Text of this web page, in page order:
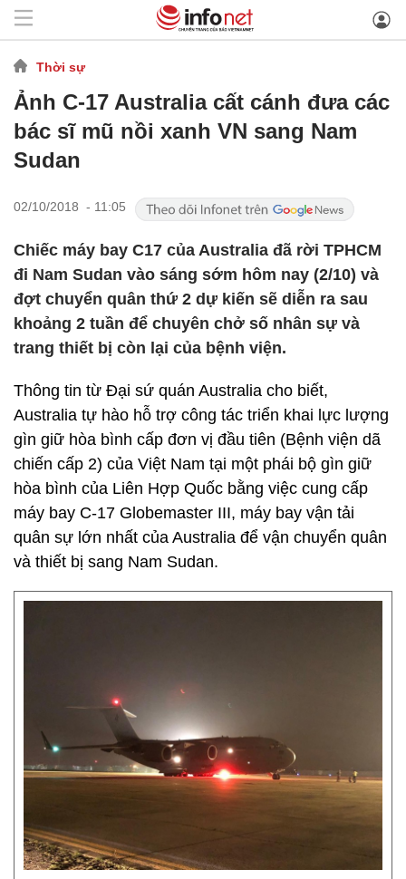
Thời sự
Ảnh C-17 Australia cất cánh đưa các
bác sĩ mũ nồi xanh VN sang Nam
Sudan
02/10/2018 - 11:05
Chiếc máy bay C17 của Australia đã rời TPHCM
đi Nam Sudan vào sáng sớm hôm nay (2/10) và
đợt chuyển quân thứ 2 dự kiến sẽ diễn ra sau
khoảng 2 tuần để chuyên chở số nhân sự và
trang thiết bị còn lại của bệnh viện.
Thông tin từ Đại sứ quán Australia cho biết,
Australia tự hào hỗ trợ công tác triển khai lực lượng
gìn giữ hòa bình cấp đơn vị đầu tiên (Bệnh viện dã
chiến cấp 2) của Việt Nam tại một phái bộ gìn giữ
hòa bình của Liên Hợp Quốc bằng việc cung cấp
máy bay C-17 Globemaster III, máy bay vận tải
quân sự lớn nhất của Australia để vận chuyển quân
và thiết bị sang Nam Sudan.